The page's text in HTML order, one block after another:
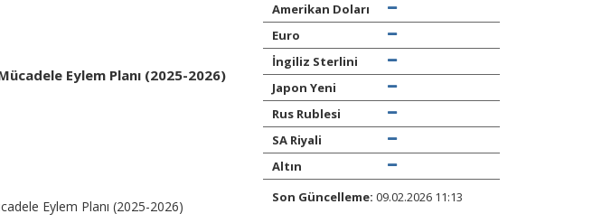
Eylem Planı (2025-2026)
Eylem Planı (2025-2026)
Amerikan Doları
Euro
İngiliz Sterlini
Japon Yeni
Rus Rublesi
SA Riyali
Altın
Son Güncelleme: 09.02.2026 11:13